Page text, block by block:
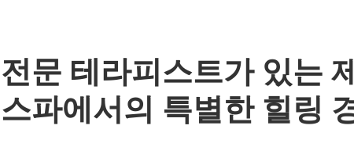
전문 테라피스트가 있는
스파에서의 특별한 힐링